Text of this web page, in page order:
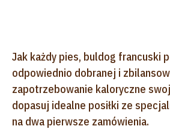
Jak każdy pies, buldog francuski
odpowiednio dobranej i
zapotrzebowanie kaloryczne
dopasuj idealne posiłki ze
na dwa pierwsze zamówienia.